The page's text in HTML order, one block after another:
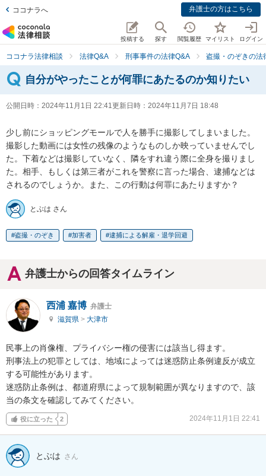
ココナラへ 弁護士の方はこちら
投稿する 探す 閲覧履歴 マイリスト ログイン
ココナラ法律相談 法律Q&A 刑事事件の法律Q&A 盗撮・のぞきの法
自分がやったことが何罪にあたるのか知りたい
公開日時： 2024年11月1日 22:41更新日時： 2024年11月7日 18:48
少し前にショッピングモールで人を勝手に撮影してしまいました。
撮影した動画には女性の残像のようなものしか映っていませんでし
た。下着などは撮影していなく、隣をすれ違う際に全身を撮りまし
た。相手、もしくは第三者がこれを警察に言った場合、逮捕などは
されるのでしょうか。また、この行動は何罪にあたりますか？
とぶは さん
盗撮・のぞき 加害者 逮捕による解雇・退学回避
弁護士からの回答タイムライン
西浦 嘉博 弁護士
滋賀県 > 大津市
民事上の肖像権、プライバシー権の侵害には該当し得ます。
刑事法上の犯罪としては、地域によっては迷惑防止条例違反が成立
する可能性があります。
迷惑防止条例は、都道府県によって規制範囲が異なりますので、該
当の条文を確認してみてください。
役に立った 2 2024年11月1日 22:41
とぶは さん